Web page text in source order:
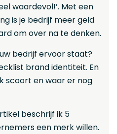
waardevol!’. Met een
is je bedrijf meer geld
om over na te denken.
bedrijf ervoor staat?
brand identiteit. En
scoort en waar er nog
beschrijf ik 5
een merk willen.